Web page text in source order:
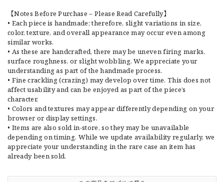
【Notes Before Purchase – Please Read Carefully】
• Each piece is handmade; therefore, slight variations in size,
color, texture, and overall appearance may occur even among
similar works.
• As these are handcrafted, there may be uneven firing marks,
surface roughness, or slight wobbling. We appreciate your
understanding as part of the handmade process.
• Fine crackling (crazing) may develop over time. This does not
affect usability and can be enjoyed as part of the piece’s
character.
• Colors and textures may appear differently depending on your
browser or display settings.
• Items are also sold in-store, so they may be unavailable
depending on timing. While we update availability regularly, we
appreciate your understanding in the rare case an item has
already been sold.